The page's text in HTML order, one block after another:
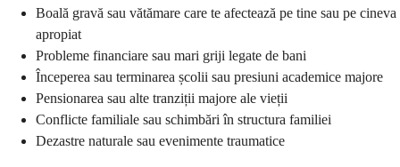
Boală gravă sau vătămare care te afectează pe tine sau pe cineva
apropiat
Probleme financiare sau mari griji legate de bani
Începerea sau terminarea școlii sau presiuni academice majore
Pensionarea sau alte tranziții majore ale vieții
Conflicte familiale sau schimbări în structura familiei
Dezastre naturale sau evenimente traumatice